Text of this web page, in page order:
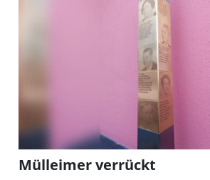
Mülleimer verrückt